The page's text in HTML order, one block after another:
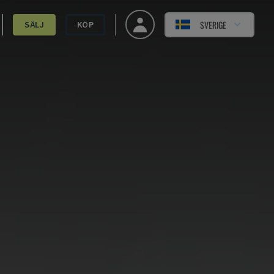
SÄLJ KÖP SVERIGE